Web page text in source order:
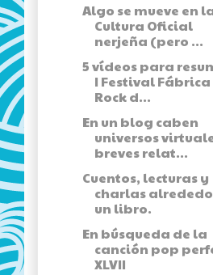
Algo se mueve en
Cultura Oficial
nerjeña (pero ...
5 vídeos para
I Festival Fábrica
Rock d...
En un blog caben
universos
breves relat...
Cuentos, lecturas y
charlas
un libro.
En búsqueda de la
canción pop
XLVII